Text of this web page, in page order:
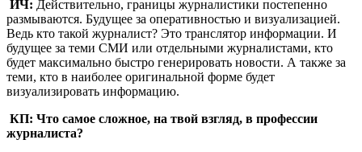
ИЧ: Действительно, границы журналистики постепенно
размываются. Будущее за оперативностью и визуализацией.
Ведь кто такой журналист? Это транслятор информации. И
будущее за теми СМИ или отдельными журналистами, кто
будет максимально быстро генерировать новости. А также за
теми, кто в наиболее оригинальной форме будет
визуализировать информацию.
КП: Что самое сложное, на твой взгляд, в профессии
журналиста?